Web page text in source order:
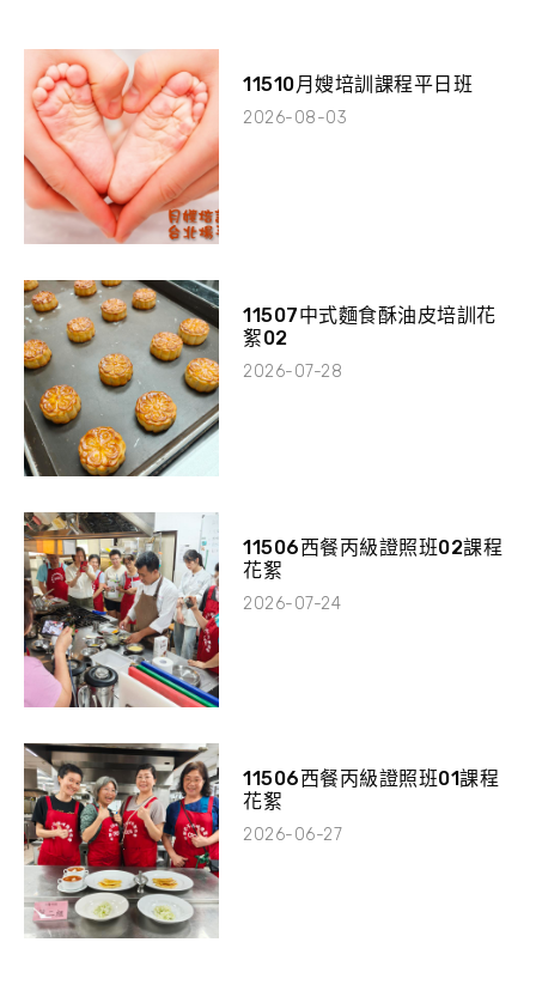
11510月嫂培訓課程平日班
2026-08-03
11507中式麵食酥油皮培訓花
絮02
2026-07-28
11506西餐丙級證照班02課程
花絮
2026-07-24
11506西餐丙級證照班01課程
花絮
2026-06-27